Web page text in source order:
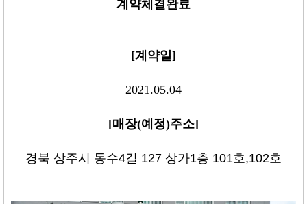
계약체결완료
[계약일 ]
2021.05.04
[매장(예정)주소]
경북 상주시 동수4길 127 상가1층 101호,102호